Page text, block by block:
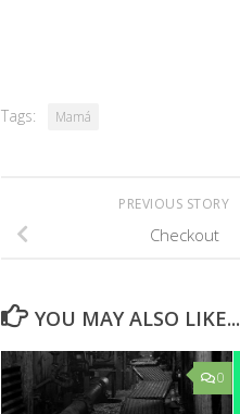
Tags: Mamá
PREVIOUS STORY
Checkout
YOU MAY ALSO LIKE...
0